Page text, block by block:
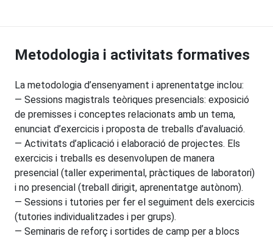
Metodologia i activitats formatives
La metodologia d’ensenyament i aprenentatge inclou:
— Sessions magistrals teòriques presencials: exposició
de premisses i conceptes relacionats amb un tema,
enunciat d’exercicis i proposta de treballs d’avaluació.
— Activitats d’aplicació i elaboració de projectes. Els
exercicis i treballs es desenvolupen de manera
presencial (taller experimental, pràctiques de laboratori)
i no presencial (treball dirigit, aprenentatge autònom).
— Sessions i tutories per fer el seguiment dels exercicis
(tutories individualitzades i per grups).
— Seminaris de reforç i sortides de camp per a blocs